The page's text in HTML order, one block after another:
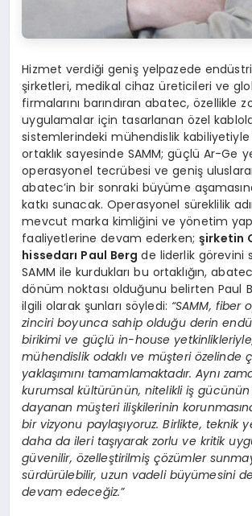
Hizmet verdiği geniş yelpazede
şirketleri, medikal cihaz üreticileri ve
firmalarını barındıran abatec, özellikle
uygulamalar için tasarlanan özel
sistemlerindeki mühendislik kabiliyetiyle
ortaklık sayesinde SAMM; güçlü Ar-Ge
operasyonel tecrübesi ve geniş
abatec’in bir sonraki büyüme
katkı sunacak. Operasyonel süreklilik
mevcut marka kimliğini ve yönetim
faaliyetlerine devam ederken; şirketin
hissedarı Paul Bergde liderlik görevini
SAMM ile kurdukları bu ortaklığın,
dönüm noktası olduğunu belirten Paul
ilgili olarak şunları söyledi: “SAMM, fiber
zinciri boyunca sahip olduğu derin
birikimi ve güçlü in-house
mühendislik odaklı ve müşteri özelinde
yaklaşımını tamamlamaktadır. Aynı
kurumsal kültürünün, nitelikli iş gücünün
dayanan müşteri ilişkilerinin
bir vizyonu paylaşıyoruz. Birlikte, teknik
daha da ileri taşıyarak zorlu ve kritik
güvenilir, özelleştirilmiş çözümler
sürdürülebilir, uzun vadeli büyümesini
devam edeceğiz.”